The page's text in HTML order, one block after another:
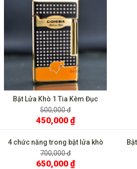
Bật Lửa Khò 1 Tia Kèm Đục
Cohiba Đánh Đá Ngang COB
500,000 đ
450,000 ₫
4 chức năng trong bật lửa khò
Lubinski YJA 10022
700,000 đ
650,000 ₫